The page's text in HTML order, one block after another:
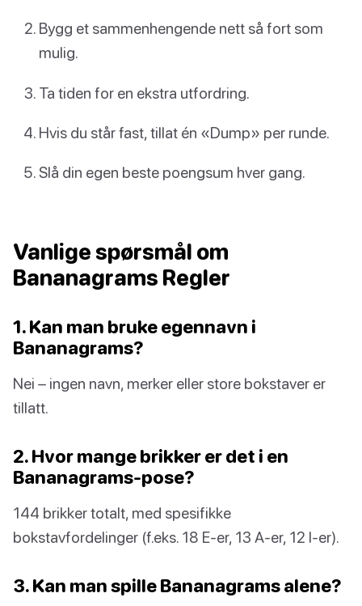
Bygg et sammenhengende nett så fort som
mulig.
Ta tiden for en ekstra utfordring.
Hvis du står fast, tillat én «Dump» per runde.
Slå din egen beste poengsum hver gang.
Vanlige spørsmål om
Bananagrams Regler
1. Kan man bruke egennavn i
Bananagrams?
Nei – ingen navn, merker eller store bokstaver er
tillatt.
2. Hvor mange brikker er det i en
Bananagrams-pose?
144 brikker totalt, med spesifikke
bokstavfordelinger (f.eks. 18 E-er, 13 A-er, 12 I-er).
3. Kan man spille Bananagrams alene?